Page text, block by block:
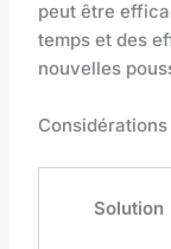
peut être
temps et des
nouvelles
Solution